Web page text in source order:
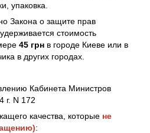
упаковка.
Закона о защите прав
стоимость
45 грн в городе Киеве или в
в других городах.
Кабинета Министров
г. N 172
качества, которые не
: